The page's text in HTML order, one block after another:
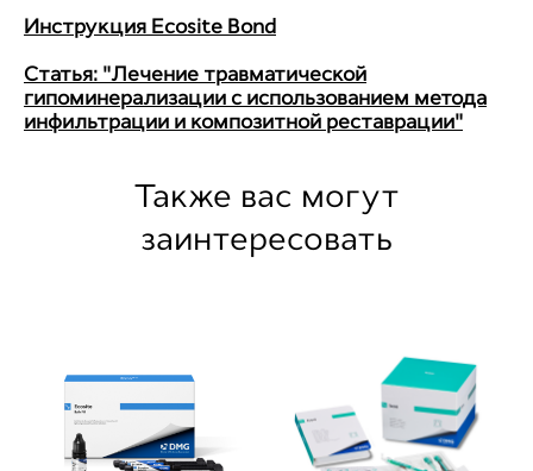
Инструкция Ecosite Bond
Статья: "Лечение травматической
гипоминерализации с использованием метода
инфильтрации и композитной реставрации"
Также вас могут
заинтересовать